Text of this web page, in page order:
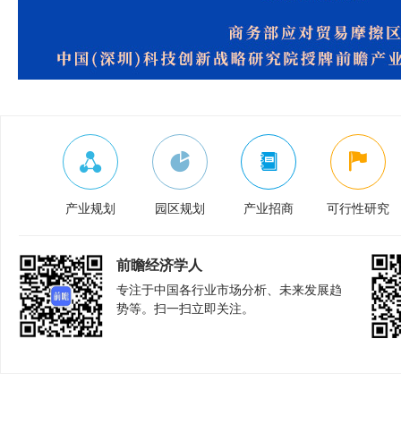
产业规划 园区规划 产业招商 可行性研究
前瞻经济学人
专注于中国各行业市场分析、未来发展趋
势等。扫一扫立即关注。